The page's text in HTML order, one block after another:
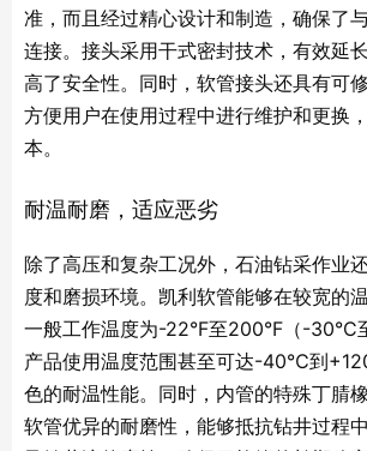
准，而且经过精心设计和制造，确保了
连接。接头采用干式密封技术，有效延
高了安全性。同时，软管接头还具有可
方便用户在使用过程中进行维护和更换
本。
耐温耐磨，适应恶劣
除了高压和复杂工况外，石油钻采作业
度和磨损环境。凯利软管能够在较宽的
一般工作温度为-22°F至200°F（-30°C
产品使用温度范围甚至可达-40℃到
色的耐温性能。同时，内管的特殊丁腈
软管优异的耐磨性，能够抵抗钻井过程